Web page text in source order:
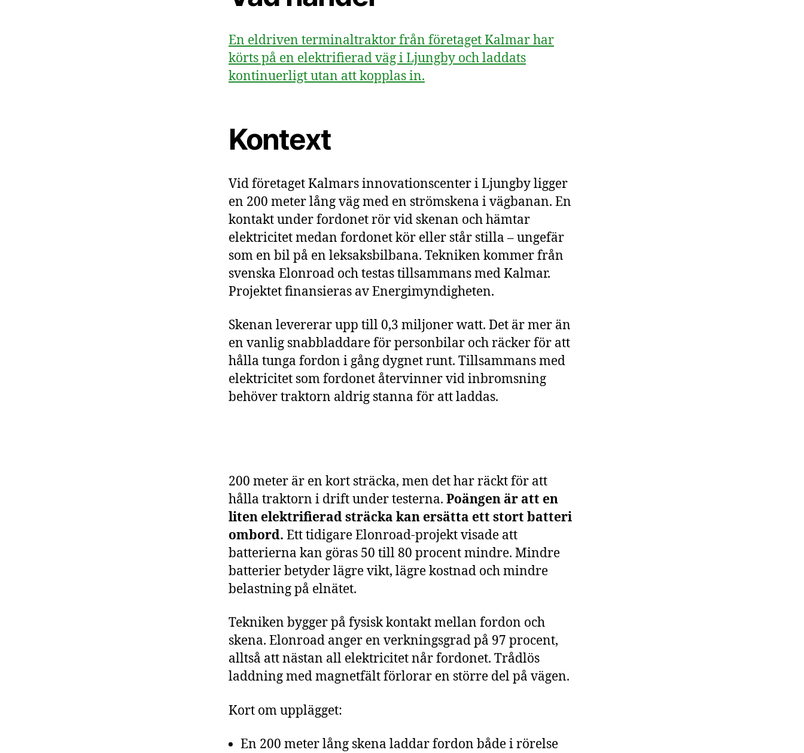
En eldriven terminaltraktor från företaget Kalmar har
körts på en elektrifierad väg i Ljungby och laddats
kontinuerligt utan att kopplas in.
Kontext
Vid företaget Kalmars innovationscenter i Ljungby ligger
en 200 meter lång väg med en strömskena i vägbanan. En
kontakt under fordonet rör vid skenan och hämtar
elektricitet medan fordonet kör eller står stilla – ungefär
som en bil på en leksaksbilbana. Tekniken kommer från
svenska Elonroad och testas tillsammans med Kalmar.
Projektet finansieras av Energimyndigheten.
Skenan levererar upp till 0,3 miljoner watt. Det är mer än
en vanlig snabbladdare för personbilar och räcker för att
hålla tunga fordon i gång dygnet runt. Tillsammans med
elektricitet som fordonet återvinner vid inbromsning
behöver traktorn aldrig stanna för att laddas.
200 meter är en kort sträcka, men det har räckt för att
hålla traktorn i drift under testerna. Poängen är att en
liten elektrifierad sträcka kan ersätta ett stort batteri
ombord. Ett tidigare Elonroad-projekt visade att
batterierna kan göras 50 till 80 procent mindre. Mindre
batterier betyder lägre vikt, lägre kostnad och mindre
belastning på elnätet.
Tekniken bygger på fysisk kontakt mellan fordon och
skena. Elonroad anger en verkningsgrad på 97 procent,
alltså att nästan all elektricitet når fordonet. Trådlös
laddning med magnetfält förlorar en större del på vägen.
Kort om upplägget:
En 200 meter lång skena laddar fordon både i rörelse